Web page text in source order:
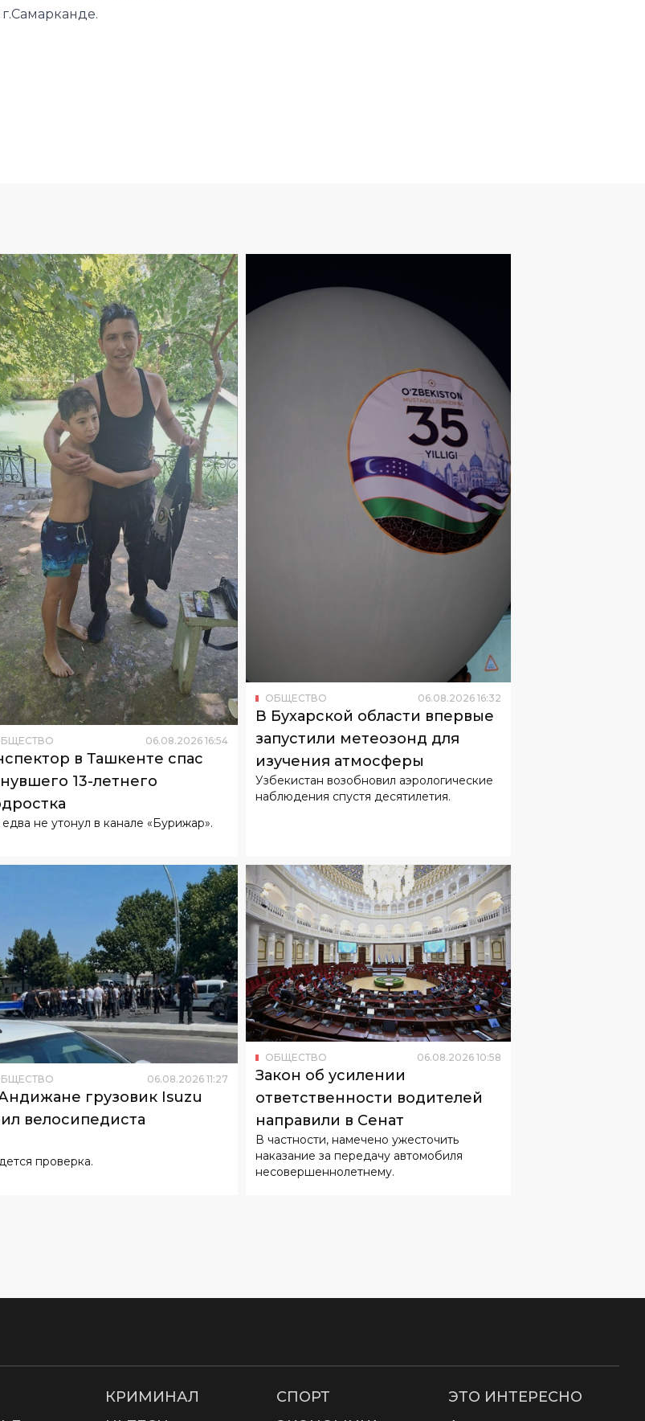
06.08.2026 16:54
в Ташкенте спас
13-летнего
не утонул в канале «Бурижар».
ОБЩЕСТВО 06.08.2026 16:32
В Бухарской области впервые
запустили метеозонд для
изучения атмосферы
Узбекистан возобновил аэрологические
наблюдения спустя десятилетия.
06.08.2026 11:27
грузовик Isuzu
велосипедиста
проверка.
ОБЩЕСТВО 06.08.2026 10:58
Закон об усилении
ответственности водителей
направили в Сенат
В частности, намечено ужесточить
наказание за передачу автомобиля
несовершеннолетнему.
КРИМИНАЛ СПОРТ
ЭТО ИНТЕРЕСНО